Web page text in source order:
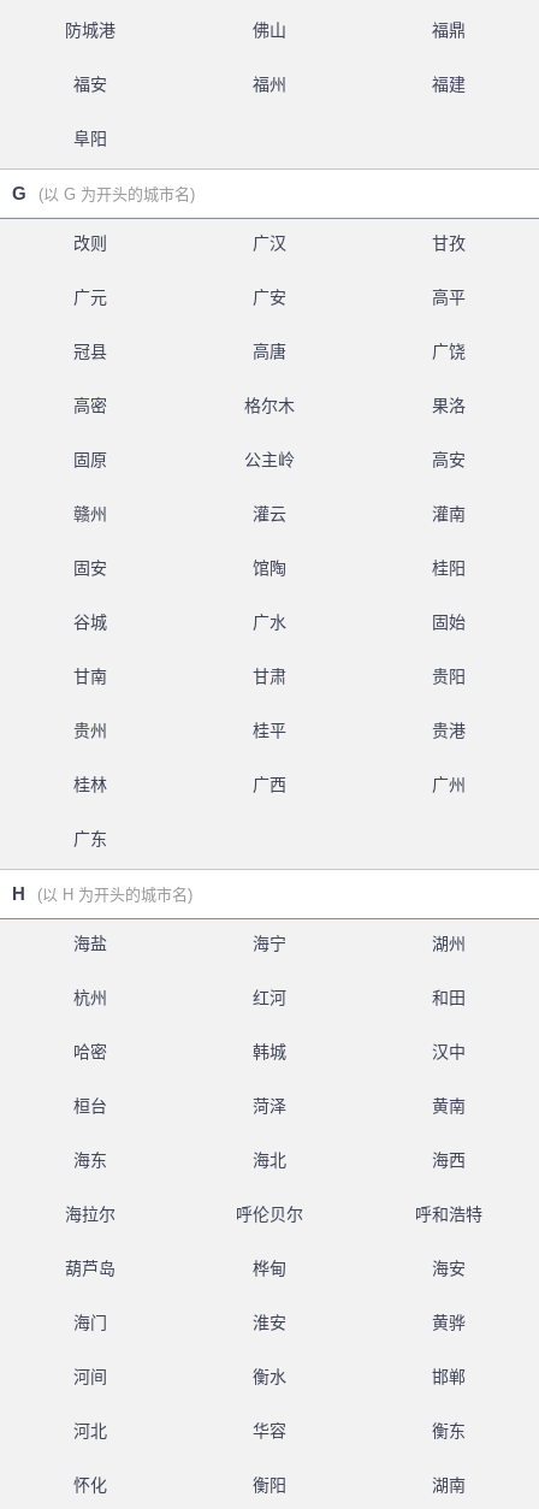
防城港 佛山 福鼎
福安 福州 福建
阜阳
G (以 G 为开头的城市名)
改则 广汉 甘孜
广元 广安 高平
冠县 高唐 广饶
高密 格尔木 果洛
固原 公主岭 高安
赣州 灌云 灌南
固安 馆陶 桂阳
谷城 广水 固始
甘南 甘肃 贵阳
贵州 桂平 贵港
桂林 广西 广州
广东
H (以 H 为开头的城市名)
海盐 海宁 湖州
杭州 红河 和田
哈密 韩城 汉中
桓台 菏泽 黄南
海东 海北 海西
海拉尔 呼伦贝尔 呼和浩特
葫芦岛 桦甸 海安
海门 淮安 黄骅
河间 衡水 邯郸
河北 华容 衡东
怀化 衡阳 湖南